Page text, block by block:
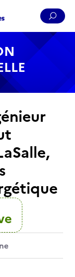
Pied de page